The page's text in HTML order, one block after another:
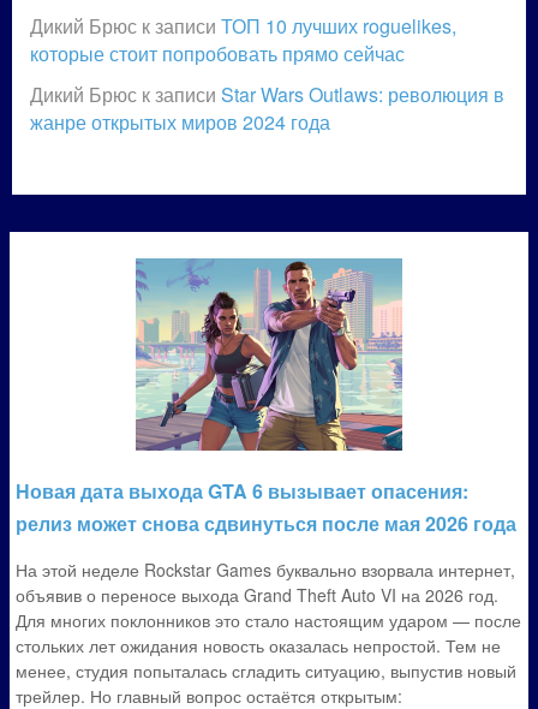
Дикий Брюс к записи ТОП 10 лучших roguelikes,
которые стоит попробовать прямо сейчас
Дикий Брюс к записи Star Wars Outlaws: революция в
жанре открытых миров 2024 года
Новая дата выхода GTA 6 вызывает опасения:
релиз может снова сдвинуться после мая 2026 года
На этой неделе Rockstar Games буквально взорвала интернет,
объявив о переносе выхода Grand Theft Auto VI на 2026 год.
Для многих поклонников это стало настоящим ударом — после
стольких лет ожидания новость оказалась непростой. Тем не
менее, студия попыталась сгладить ситуацию, выпустив новый
трейлер. Но главный вопрос остаётся открытым: